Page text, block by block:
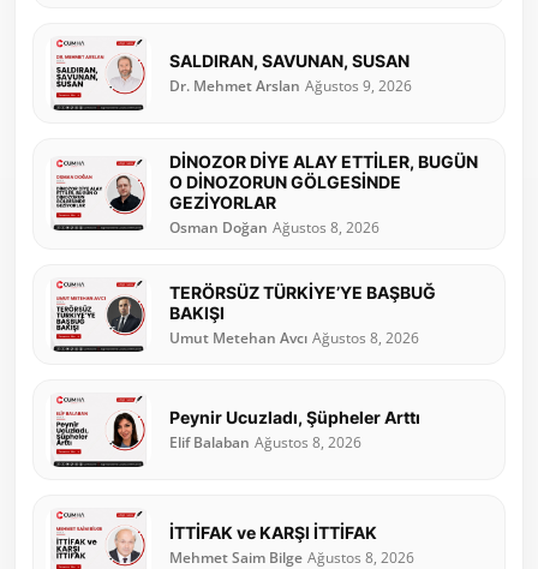
SALDIRAN, SAVUNAN, SUSAN
Dr. Mehmet Arslan Ağustos 9, 2026
DİNOZOR DİYE ALAY ETTİLER, BUGÜN
O DİNOZORUN GÖLGESİNDE
GEZİYORLAR
Osman Doğan Ağustos 8, 2026
TERÖRSÜZ TÜRKİYE’YE BAŞBUĞ
BAKIŞI
Umut Metehan Avcı Ağustos 8, 2026
Peynir Ucuzladı, Şüpheler Arttı
Elif Balaban Ağustos 8, 2026
İTTİFAK ve KARŞI İTTİFAK
Mehmet Saim Bilge Ağustos 8, 2026